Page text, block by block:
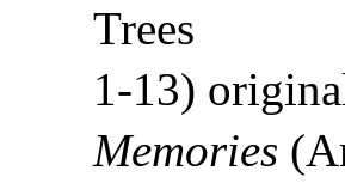
Trees
1-13)
Memories